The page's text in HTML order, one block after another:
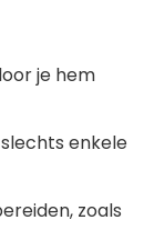
je hem
enkele
zoals